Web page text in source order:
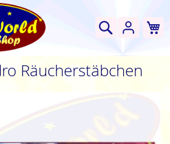
Suche
Räucherstäbchen